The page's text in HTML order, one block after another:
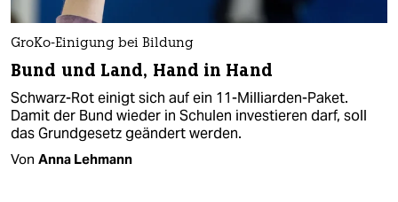
GroKo-Einigung bei Bildung
Bund und Land, Hand in Hand
Schwarz-Rot einigt sich auf ein 11-Milliarden-Paket.
Damit der Bund wieder in Schulen investieren darf, soll
das Grundgesetz geändert werden.
Von Anna Lehmann